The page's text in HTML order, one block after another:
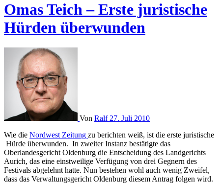
Omas Teich – Erste juristische
Hürden überwunden
Von Ralf 27. Juli 2010
Wie die Nordwest Zeitung zu berichten weiß, ist die erste juristische
Hürde überwunden. In zweiter Instanz bestätigte das
Oberlandesgericht Oldenburg die Entscheidung des Landgerichts
Aurich, das eine einstweilige Verfügung von drei Gegnern des
Festivals abgelehnt hatte. Nun bestehen wohl auch wenig Zweifel,
dass das Verwaltungsgericht Oldenburg diesem Antrag folgen wird.